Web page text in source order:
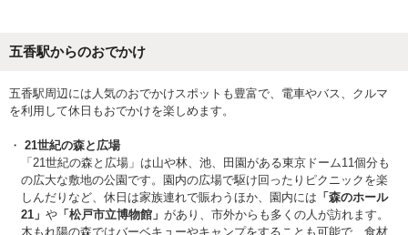
五香駅からのおでかけ
五香駅周辺には人気のおでかけスポットも豊富で、電車やバス、クルマ
を利用して休日もおでかけを楽しめます。
21世紀の森と広場
「21世紀の森と広場」は山や林、池、田園がある東京ドーム11個分も
の広大な敷地の公園です。園内の広場で駆け回ったりピクニックを楽
しんだりなど、休日は家族連れで賑わうほか、園内には 「森のホール
21」 や 「松戸市立博物館」 があり、市外からも多くの人が訪れます。
木もれ陽の森ではバーベキューやキャンプをすることも可能で、食材